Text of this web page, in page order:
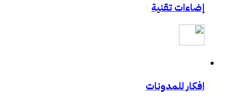
إضاءات تقنية
افكار للمدونات